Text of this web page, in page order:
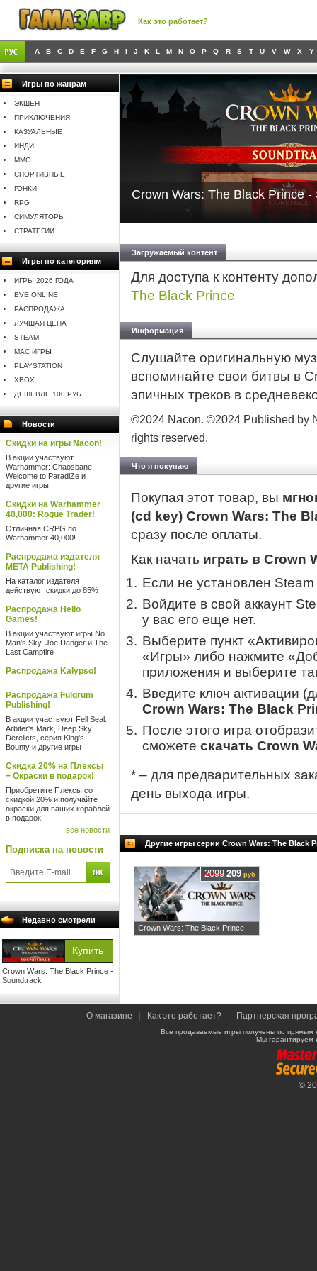
Как это работает?
A B C D E F G H I J K L M N O P Q R S T U V W X Y
Игры по жанрам
ЭКШЕН
ПРИКЛЮЧЕНИЯ
КАЗУАЛЬНЫЕ
ИНДИ
MMO
СПОРТИВНЫЕ
ГОНКИ
RPG
СИМУЛЯТОРЫ
СТРАТЕГИИ
Игры по категориям
ИГРЫ 2026 ГОДА
EVE ONLINE
РАСПРОДАЖА
ЛУЧШАЯ ЦЕНА
STEAM
MAC ИГРЫ
PLAYSTATION
XBOX
ДЕШЕВЛЕ 100 РУБ
Новости
Скидки на игры Nacon!
В акции участвуют
Warhammer: Chaosbane,
Welcome to ParadiZe и
другие игры
Скидки на Warhammer
40,000: Rogue Trader!
Отличная CRPG по
Warhammer 40,000!
Распродажа издателя
META Publishing!
На каталог издателя
действуют скидки до 85%
Распродажа Hello
Games!
В акции участвуют игры No
Man's Sky, Joe Danger и The
Last Campfire
Распродажа Kalypso!
Распродажа Fulqrum
Publishing!
В акции участвуют Fell Seal:
Arbiter's Mark, Deep Sky
Derelicts, серия King's
Bounty и другие игры
Скидка 20% на Плексы
+ Окраски в подарок!
Приобретите Плексы со
скидкой 20% и получайте
окраски для ваших кораблей
в подарок!
все новости
Подписка на новости
Недавно смотрели
Crown Wars: The Black Prince -
Soundtrack
Crown Wars: The Black Prince -
Загружаемый контент
Для доступа к контенту
The Black Prince
Информация
Слушайте оригинальную
вспоминайте свои битвы в
эпичных треков в
©2024 Nacon. ©2024 Published by
rights reserved.
Что я покупаю
Покупая этот товар, вы
(cd key) Crown Wars: The
сразу после оплаты.
Как начать играть в Crown
Если не установлен
Войдите в свой аккаунт
у вас его еще нет.
Выберите пункт
«Игры» либо нажмите
приложения и выберите
Введите ключ активации
Crown Wars: The Black
После этого игра
сможете скачать Crown
* – для предварительных
день выхода игры.
Другие игры серии Crown Wars: The Black
Crown Wars: The Black Prince
2099 209 руб
О магазине Как это работает? Партнерская
Все продаваемые игры получены по
Мы гарантируем
©